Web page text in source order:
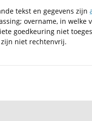
tekst en gegevens zijn
overname, in welke
goedkeuring niet
niet rechtenvrij.